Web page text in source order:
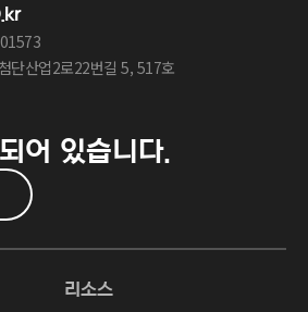
단산업2로22번길 5, 517호
어 있습니다.
리소스